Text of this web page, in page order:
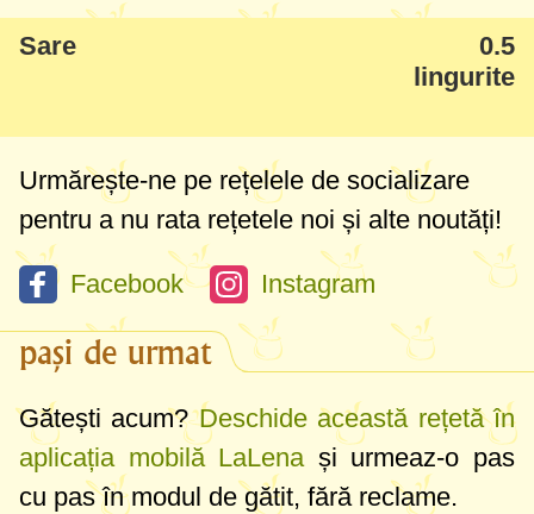
newsletterul de azi.Vin și eu, sunt foarte
curioasă să mai văd în lucru și alte
ustensile șmechere. Poate ne vedem
acolo, voi fi cea cu aparatul foto :)
Sare
0.5
lingurite
Urmărește-ne pe rețelele de socializare
pentru a nu rata rețetele noi și alte noutăți!
Facebook Instagram
pași de urmat
Gătești acum?Deschide această rețetă în
aplicația mobilă LaLenași urmeaz-o pas
cu pas în modul de gătit, fără reclame.